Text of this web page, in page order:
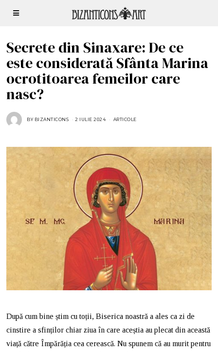
Secrete din Sinaxare: De ce
este considerată Sfânta Marina
ocrotitoarea femeilor care
nasc?
BY BIZANTICONS 2 IULIE 2024
E
2
2
ARTICOLE
După cum bine știm cu toții, Biserica noastră a ales ca zi de
cinstire a sfinților chiar ziua în care aceștia au plecat din această
viață către Împărăția cea cerească. Nu spunem că au murit pentru